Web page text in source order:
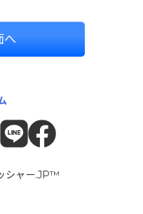
へ
シャー.JP™